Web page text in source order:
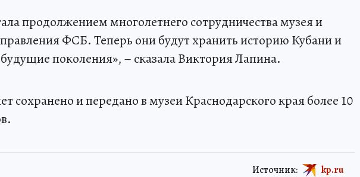
продолжением многолетнего сотрудничества музея и
ФСБ. Теперь они будут хранить историю Кубани и
поколения», – сказала Виктория Лапина.
сохранено и передано в музеи Краснодарского края более 10
Источник: kp.ru